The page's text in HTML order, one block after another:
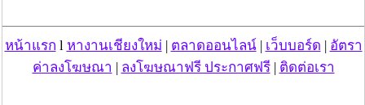
หน้าแรก l หางานเชียงใหม่ | ตลาดออนไลน์| เว็บบอร์ด | อัตรา
ค่าลงโฆษณา | ลงโฆษณาฟรี ประกาศฟรี| ติดต่อเรา